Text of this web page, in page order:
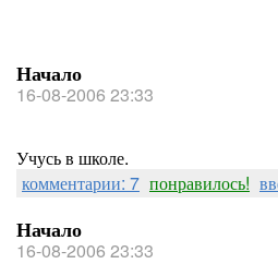
Начало
16-08-2006 23:33
Учусь в школе.
комментарии: 7 понравилось!
Начало
16-08-2006 23:33